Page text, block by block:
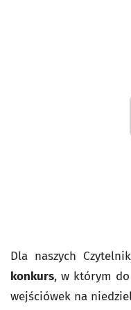
Dla naszych
konkurs, w którym
wejściówek na